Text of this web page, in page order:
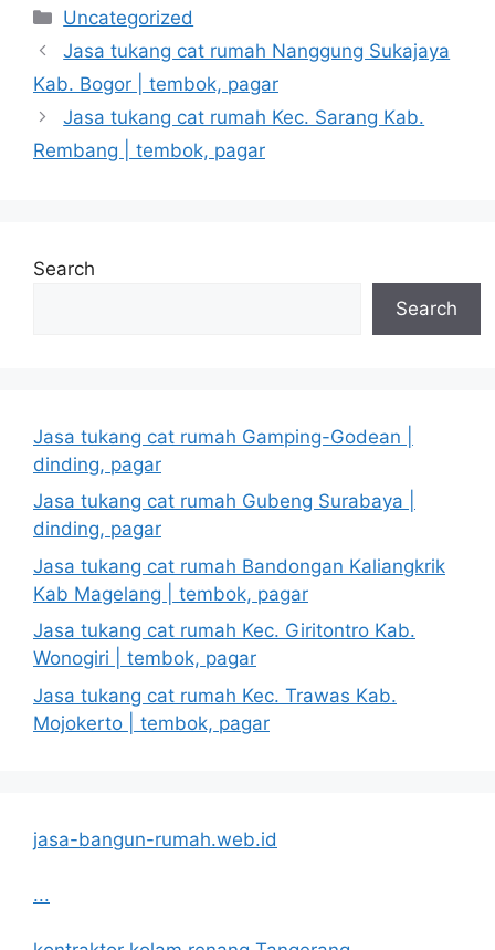
Categories
Uncategorized
Jasa tukang cat rumah Nanggung Sukajaya
Kab. Bogor | tembok, pagar
Jasa tukang cat rumah Kec. Sarang Kab.
Rembang | tembok, pagar
Search
Search
Jasa tukang cat rumah Gamping-Godean |
dinding, pagar
Jasa tukang cat rumah Gubeng Surabaya |
dinding, pagar
Jasa tukang cat rumah Bandongan Kaliangkrik
Kab Magelang | tembok, pagar
Jasa tukang cat rumah Kec. Giritontro Kab.
Wonogiri | tembok, pagar
Jasa tukang cat rumah Kec. Trawas Kab.
Mojokerto | tembok, pagar
jasa-bangun-rumah.web.id
...